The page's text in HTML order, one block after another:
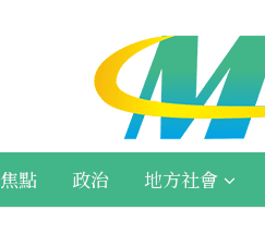
點 政治 地方社會